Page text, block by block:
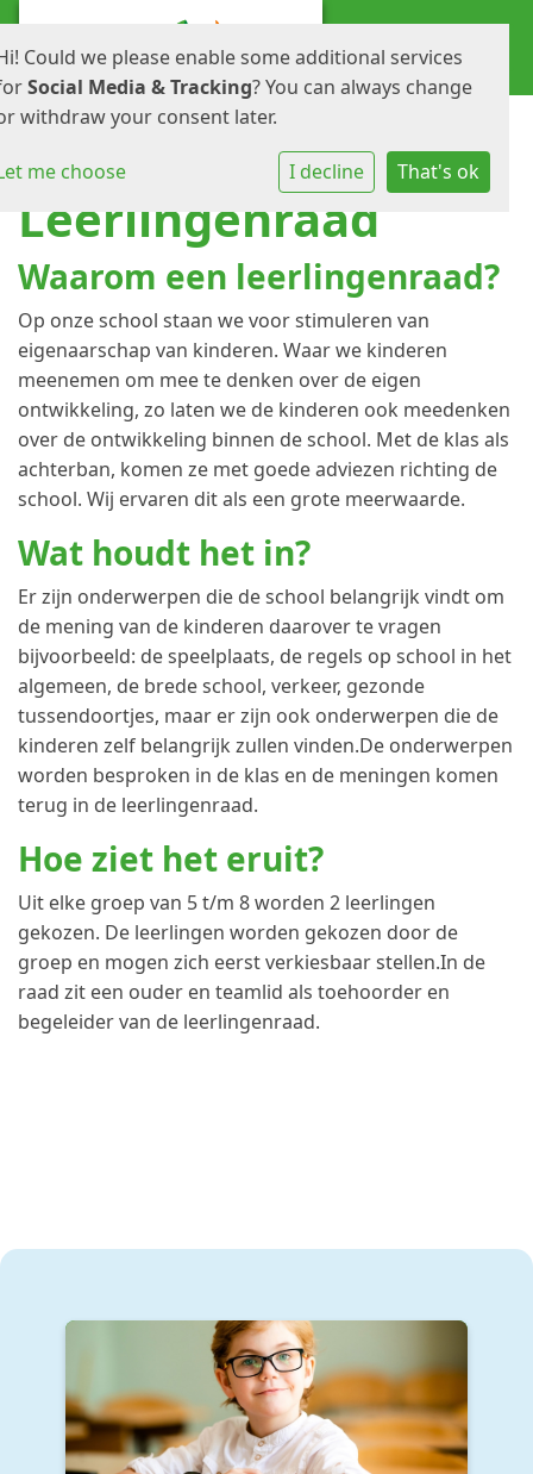
Leerlingenraad
Waarom een leerlingenraad?
Op onze school staan we voor stimuleren van
eigenaarschap van kinderen. Waar we kinderen
meenemen om mee te denken over de eigen
ontwikkeling, zo laten we de kinderen ook meedenken
over de ontwikkeling binnen de school. Met de klas als
achterban, komen ze met goede adviezen richting de
school. Wij ervaren dit als een grote meerwaarde.
Wat houdt het in?
Er zijn onderwerpen die de school belangrijk vindt om
de mening van de kinderen daarover te vragen
bijvoorbeeld: de speelplaats, de regels op school in het
algemeen, de brede school, verkeer, gezonde
tussendoortjes, maar er zijn ook onderwerpen die de
kinderen zelf belangrijk zullen vinden.De onderwerpen
worden besproken in de klas en de meningen komen
terug in de leerlingenraad.
Hoe ziet het eruit?
Uit elke groep van 5 t/m 8 worden 2 leerlingen
gekozen. De leerlingen worden gekozen door de
groep en mogen zich eerst verkiesbaar stellen.In de
raad zit een ouder en teamlid als toehoorder en
begeleider van de leerlingenraad.
Could we please enable some additional services
Social Media & Tracking? You can always change
withdraw your consent later.
me choose I decline That's ok